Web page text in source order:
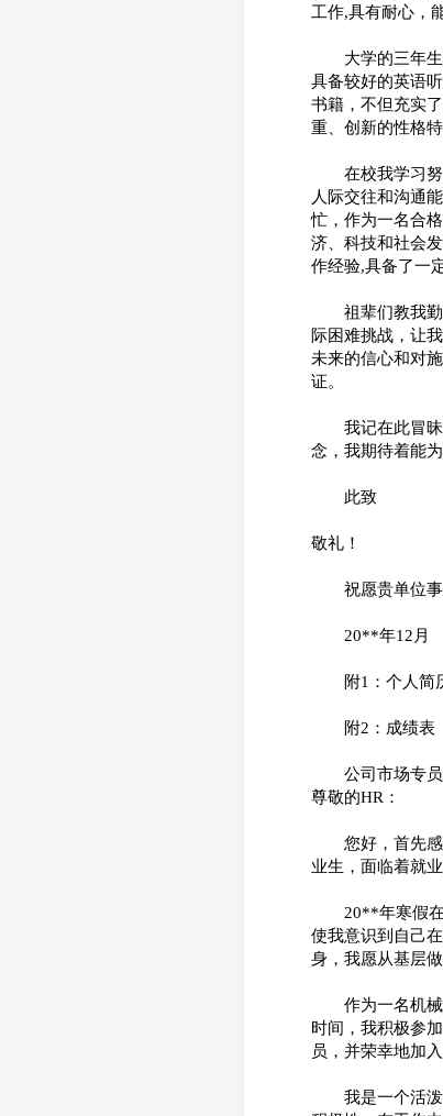
工作,具有耐心，
大学的三年生
具备较好的英语
书籍，不但充实
重、创新的性格特
在校我学习努
人际交往和沟通
忙，作为一名合
济、科技和社会
作经验,具备了一
祖辈们教我勤
际困难挑战，让
未来的信心和对
证。
我记在此冒昧
念，我期待着能
此致
敬礼！
祝愿贵单位事
20**年12月
附1：个人简
附2：成绩表
公司市场专员
尊敬的HR：
您好，首先感
业生，面临着就
20**年寒假在苏
使我意识到自己
身，我愿从基层
作为一名机械
时间，我积极参
员，并荣幸地加
我是一个活泼